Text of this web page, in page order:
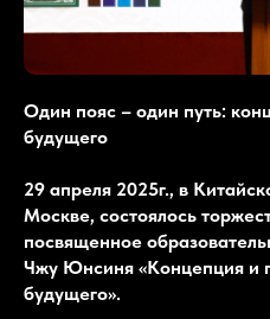
Один пояс – один путь:
будущего
29 апреля 2025г., в
Москве, состоялось
посвященное
Чжу Юнсиня «Концепция и
будущего».